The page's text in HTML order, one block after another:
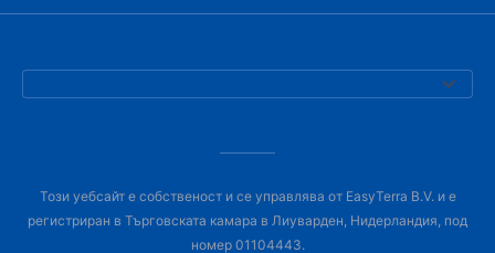
Този уебсайт е собственост и се управлява от EasyTerra B.V. и е
регистриран в Търговската камара в Лиуварден, Нидерландия, под
номер 01104443.